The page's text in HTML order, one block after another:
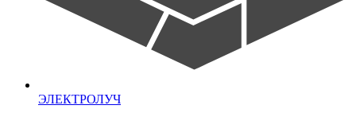
ЭЛЕКТРОЛУЧ